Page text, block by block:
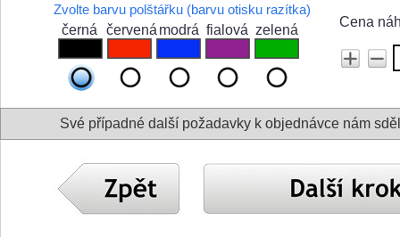
černá červená modrá fialová zelená
Cena
Zvolte barvu polštářku (barvu otisku razítka)
Své případné další požadavky k objednávce nám